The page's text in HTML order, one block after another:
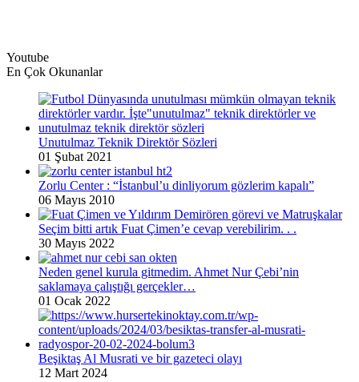
Youtube
En Çok Okunanlar
Unutulmaz Teknik Direktör Sözleri
01 Şubat 2021
Zorlu Center : “İstanbul’u dinliyorum gözlerim kapalı”
06 Mayıs 2010
Seçim bitti artık Fuat Çimen’e cevap verebilirim. . .
30 Mayıs 2022
Neden genel kurula gitmedim. Ahmet Nur Çebi’nin
saklamaya çalıştığı gerçekler…
01 Ocak 2022
Beşiktaş Al Musrati ve bir gazeteci olayı
12 Mart 2024